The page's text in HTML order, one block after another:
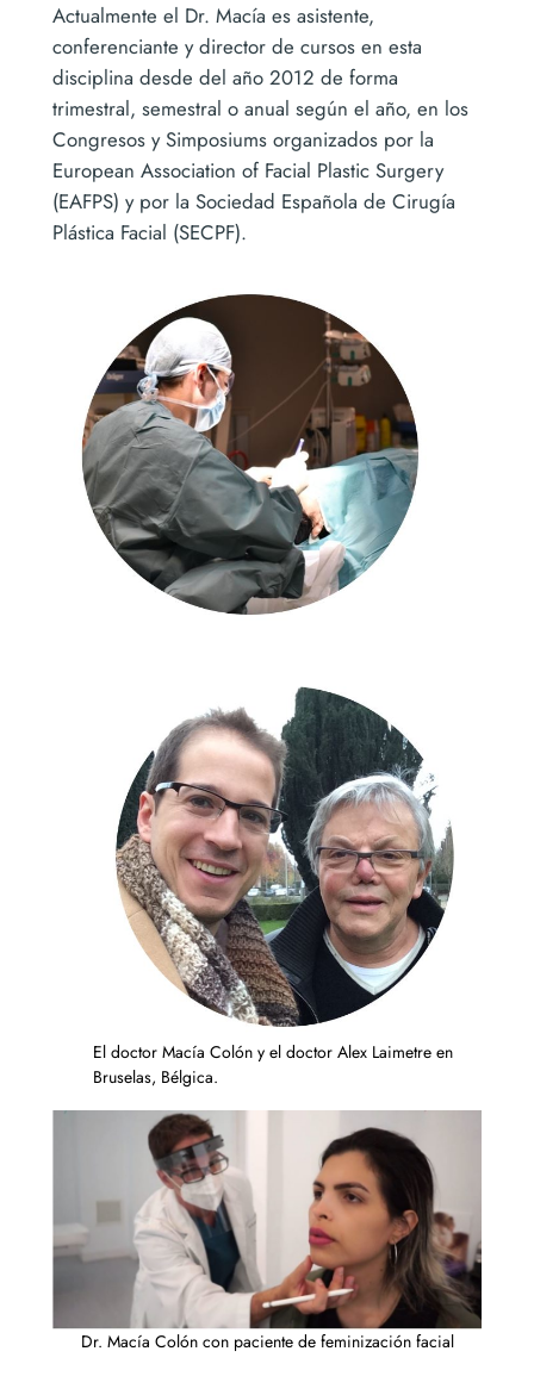
Actualmente el Dr. Macía es asistente,
conferenciante y director de cursos en esta
disciplina desde del año 2012 de forma
trimestral, semestral o anual según el año, en los
Congresos y Simposiums organizados por la
European Association of Facial Plastic Surgery
(EAFPS) y por la Sociedad Española de Cirugía
Plástica Facial (SECPF).
El doctor Macía Colón y el doctor Alex Laimetre en
Bruselas, Bélgica.
Dr. Macía Colón con paciente de feminización facial